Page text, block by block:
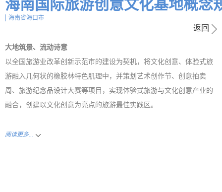
海南国际旅游创意文化基地概念
| 海南省海口市
返回
大地筑景、流动诗意
以全国旅游业改革创新示范市的建设为契机，将文化创意、体验式旅
游融入几何状的橡胶林特色肌理中，并策划艺术创作节、创意拍卖
周、旅游纪念品设计大赛等项目，实现体验式旅游与文化创意产业的
融合，创建以文化创意为亮点的旅游最佳实践区。
阅读更多...